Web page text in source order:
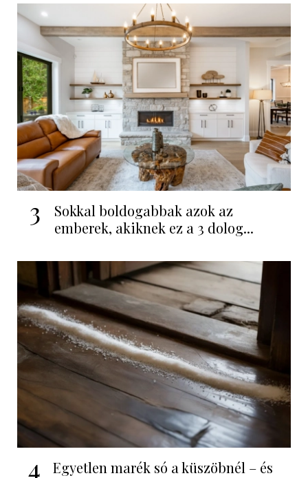
3
Sokkal boldogabbak azok az
emberek, akiknek ez a 3 dolog...
4
Egyetlen marék só a küszöbnél – és